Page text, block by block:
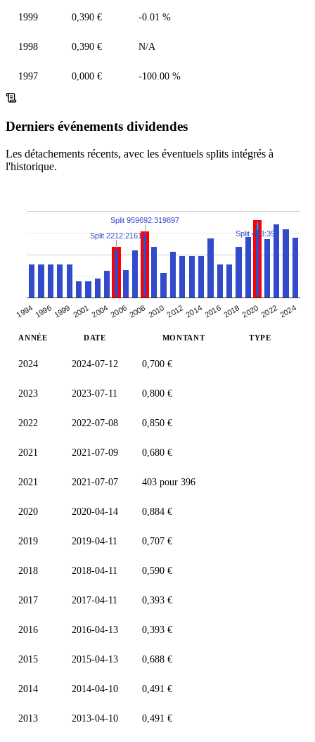
1999 0,390 € -0.01 %
1998 0,390 € N/A
1997 0,000 € -100.00 %
Derniers événements dividendes
Les détachements récents, avec les éventuels splits intégrés à
l'historique.
1994 1996 1999 200120042006200820102012201420162018202020222024
Split 2212:2161
Split 959692:319897
Split 403:396
ANNÉE DATE MONTANT TYPE
2024 2024-07-12 0,700 €
2023 2023-07-11 0,800 €
2022 2022-07-08 0,850 €
2021 2021-07-09 0,680 €
2021 2021-07-07 403 pour 396
2020 2020-04-14 0,884 €
2019 2019-04-11 0,707 €
2018 2018-04-11 0,590 €
2017 2017-04-11 0,393 €
2016 2016-04-13 0,393 €
2015 2015-04-13 0,688 €
2014 2014-04-10 0,491 €
2013 2013-04-10 0,491 €